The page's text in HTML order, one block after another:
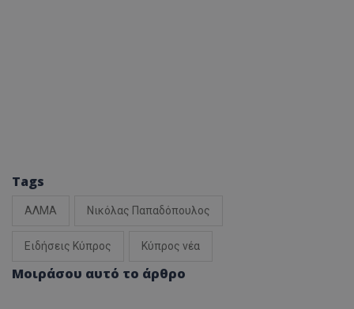
Tags
ΑΛΜΑ Νικόλας Παπαδόπουλος
Ειδήσεις Κύπρος Κύπρος νέα
Μοιράσου αυτό το άρθρο